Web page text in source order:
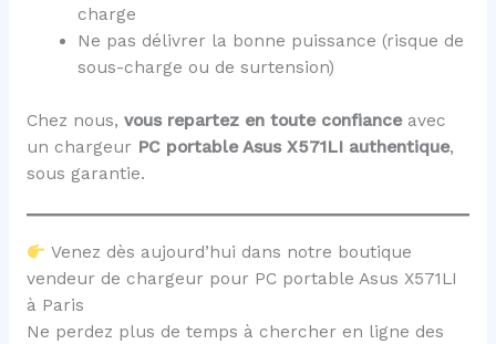
charge
Ne pas délivrer la bonne puissance (risque de
sous-charge ou de surtension)
Chez nous, vous repartez en toute confianceavec
un chargeur PC portable Asus X571LI authentique,
sous garantie.
Venez dès aujourd’hui dans notre boutique
vendeur de chargeur pour PC portable Asus X571LI
à Paris
Ne perdez plus de temps à chercher en ligne des